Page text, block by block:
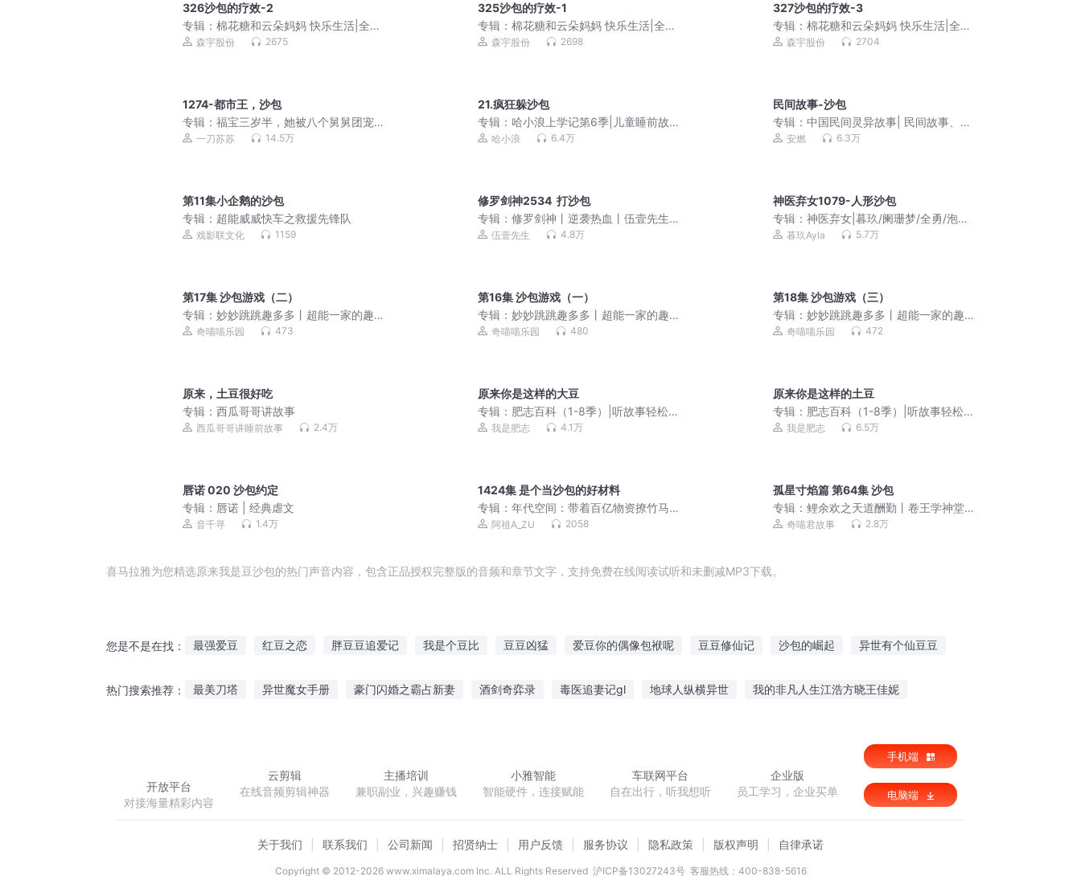
326沙包的疗效-2
专辑： 棉花糖和云朵妈妈 快乐生活|全网
热播|儿童睡前故事
森宇股份 2675
325沙包的疗效-1
专辑：棉花糖和云朵妈妈 快乐生活|全网
热播|儿童睡前故事
森宇股份 2698
327沙包的疗效-3
专辑：棉花糖和云朵妈妈 快乐生活|全网
热播|儿童睡前故事
森宇股份 2704
1274-都市王，沙包
专辑： 福宝三岁半，她被八个舅舅团宠
了 | 爆笑都市悬疑风水文丨粟宝 | 一刀苏
一刀苏苏 14.5万
21.疯狂躲沙包
专辑： 哈小浪上学记第6季|儿童睡前故
事|校园故事|爆笑
哈小浪 6.4万
民间故事-沙包
专辑：中国民间灵异故事| 民间故事、安
燃免费悬疑恐怖鬼故事
安燃 6.3万
第11集小企鹅的沙包
专辑： 超能威威快车之救援先锋队
戏影联文化 1159
修罗剑神2534 打沙包
专辑：修罗剑神丨逆袭热血丨伍壹先生
领衔多人有声剧|戮神修罗
伍壹先生 4.8万
神医弃女1079-人形沙包
专辑：神医弃女|暮玖/阑珊梦/全勇/泡芙
先生（废柴重生多人剧）
暮玖Ayla 5.7万
第17集 沙包游戏（二）
专辑： 妙妙跳跳趣多多丨超能一家的趣
味日常丨奇喵宇宙
奇喵喵乐园 473
第16集 沙包游戏（一）
专辑：妙妙跳跳趣多多丨超能一家的趣
味日常丨奇喵宇宙
奇喵喵乐园 480
第18集 沙包游戏（三）
专辑：妙妙跳跳趣多多丨超能一家的趣
味日常丨奇喵宇宙
奇喵喵乐园 472
原来，土豆很好吃
专辑： 西瓜哥哥讲故事
西瓜哥哥讲睡前故事 2.4万
原来你是这样的大豆
专辑： 肥志百科（1-8季）|听故事轻松
涨知识
我是肥志 4.1万
原来你是这样的土豆
专辑： 肥志百科（1-8季）|听故事轻松
涨知识
我是肥志 6.5万
唇诺 020 沙包约定
专辑： 唇诺 | 经典虐文
音千寻 1.4万
1424集 是个当沙包的好材料
专辑：年代空间：带着百亿物资撩竹马|
穿越七零|爆笑欢脱甜宠种田文|真人多人
阿祖A_ZU 2058
孤星寸焰篇 第64集 沙包
专辑：鲤余欢之天道酬勤丨卷王学神堂
堂来袭丨奇喵宇宙
奇喵君故事 2.8万
喜马拉雅为您精选原来我是豆沙包的热门声音内容，包含正品授权完整版的音频和章节文字，支持免费在线阅读试听和未删减MP3下载。
您是不是在找： 最强爱豆 红豆之恋 胖豆豆追爱记 我是个豆比 豆豆凶猛 爱豆你的偶像包袱呢 豆豆修仙记 沙包的崛起 异世有个仙豆豆
热门搜索推荐： 最美刀塔 异世魔女手册 豪门闪婚之霸占新妻 酒剑奇弈录 毒医追妻记gl 地球人纵横异世 我的非凡人生江浩方晓王佳妮
开放平台
对接海量精彩内容
云剪辑
在线音频剪辑神器
主播培训
兼职副业，兴趣赚钱
小雅智能
智能硬件，连接赋能
车联网平台
自在出行，听我想听
企业版
员工学习，企业买单
手机端
电脑端
关于我们 联系我们 公司新闻 招贤纳士 用户反馈 服务协议 隐私政策 版权声明 自律承诺
Copyright © 2012-2026www.ximalaya.com lnc. ALL Rights Reserved 沪ICP备13027243号 客服热线：400-838-5616